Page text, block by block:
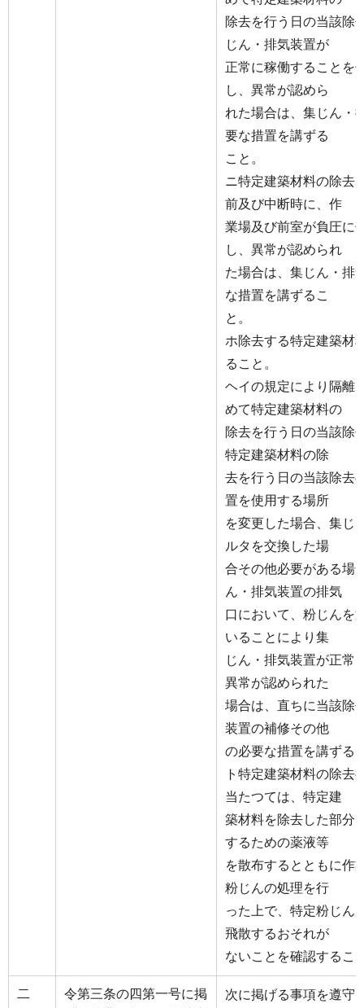
除去を行う日の当該除
じん・排気装置が
正常に稼働することを
し、異常が認めら
れた場合は、集じん・
要な措置を講ずる
こと。
ニ特定建築材料の除去
前及び中断時に、作
業場及び前室が負圧に
し、異常が認められ
た場合は、集じん・排
な措置を講ずるこ
と。
ホ除去する特定建築材
ること。
ヘイの規定により隔離
めて特定建築材料の
除去を行う日の当該除
特定建築材料の除
去を行う日の当該除去
置を使用する場所
を変更した場合、集じ
ルタを交換した場
合その他必要がある場
ん・排気装置の排気
口において、粉じんを
いることにより集
じん・排気装置が正常
異常が認められた
場合は、直ちに当該除
装置の補修その他
の必要な措置を講ずる
ト特定建築材料の除去
当たつては、特定建
築材料を除去した部分
するための薬液等
を散布するとともに作
粉じんの処理を行
った上で、特定粉じん
飛散するおそれが
ないことを確認するこ
二
令第三条の四第一号に掲
次に掲げる事項を遵守